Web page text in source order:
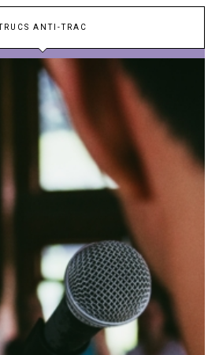
ANTI-TRAC